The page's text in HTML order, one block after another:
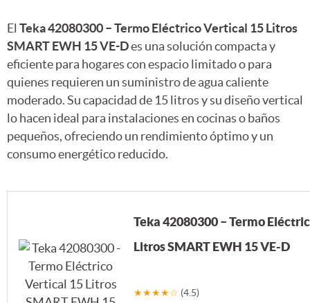
El Teka 42080300 – Termo Eléctrico Vertical 15 Litros
SMART EWH 15 VE-Des una solución compacta y
eficiente para hogares con espacio limitado o para
quienes requieren un suministro de agua caliente
moderado. Su capacidad de 15 litros y su diseño vertical
lo hacen ideal para instalaciones en cocinas o baños
pequeños, ofreciendo un rendimiento óptimo y un
consumo energético reducido.
Teka 42080300 – Termo
Litros SMART EWH 15 VE-D
★★★★☆ (4.5)